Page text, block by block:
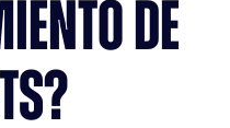
DE